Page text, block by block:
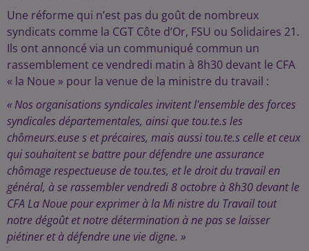
Une réforme qui n’est pas du goût de nombreux
syndicats comme la CGT Côte d’Or, FSU ou Solidaires 21.
Ils ont annoncé via un communiqué commun un
rassemblement ce vendredi matin à 8h30 devant le CFA
« la Noue » pour la venue de la ministre du travail :
« Nos organisations syndicales invitent l'ensemble des forces
syndicales départementales, ainsi que tou.te.s les
chômeurs.euse s et précaires, mais aussi tou.te.s celle et ceux
qui souhaitent se battre pour défendre une assurance
chômage respectueuse de tou.tes, et le droit du travail en
général, à se rassembler vendredi 8 octobre à 8h30 devant le
CFA La Noue pour exprimer à la Mi nistre du Travail tout
notre dégoût et notre détermination à ne pas se laisser
piétiner et à défendre une vie digne. »